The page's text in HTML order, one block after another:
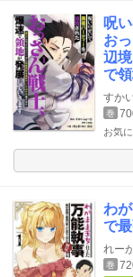
呪
お
辺
で
すか
巻
お気
わ
で
れー
巻